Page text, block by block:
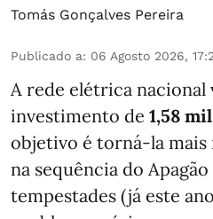
Tomás Gonçalves Pereira
Publicado a: 06 Agosto 2026,
A rede elétrica
investimento de 1,58
objetivo é torná-la
na sequência do Apagão
tempestades (já este